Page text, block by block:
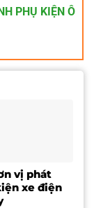
PHỤ KIỆN Ô
vị phát
xe điện